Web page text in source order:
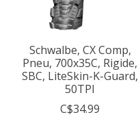
Schwalbe, CX Comp,
Pneu, 700x35C, Rigide,
SBC, LiteSkin-K-Guard,
50TPI
C$34.99